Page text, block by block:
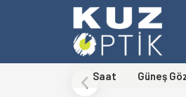
Saat Güneş